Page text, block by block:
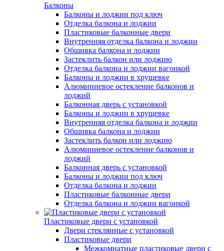
Балконы
Балконы и лоджии под ключ
Отделка балкона и лоджии
Пластиковые балконные двери
Внутренняя отделка балкона и лоджии
Обшивка балкона и лоджии
Застеклить балкон или лоджию
Отделка балкона и лоджии вагонкой
Балконы и лоджии в хрущевке
Алюминиевое остекление балконов и
лоджий
Балконная дверь с установкой
Балконы и лоджии в хрущевке
Внутренняя отделка балкона и лоджии
Обшивка балкона и лоджии
Застеклить балкон или лоджию
Алюминиевое остекление балконов и
лоджий
Балконная дверь с установкой
Балконы и лоджии под ключ
Отделка балкона и лоджии
Пластиковые балконные двери
Отделка балкона и лоджии вагонкой
Пластиковые двери с установкой
Двери стеклянные с установкой
Пластиковые двери
Межкомнатные пластиковые двери с